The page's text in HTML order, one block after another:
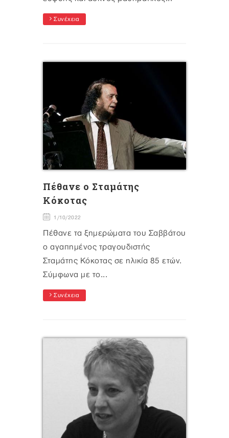
Συνέχεια
Πέθανε ο Σταμάτης
Κόκοτας
1/10/2022
Πέθανε τα ξημερώματα του Σαββάτου
ο αγαπημένος τραγουδιστής
Σταμάτης Κόκοτας σε ηλικία 85 ετών.
Σύμφωνα με το...
Συνέχεια